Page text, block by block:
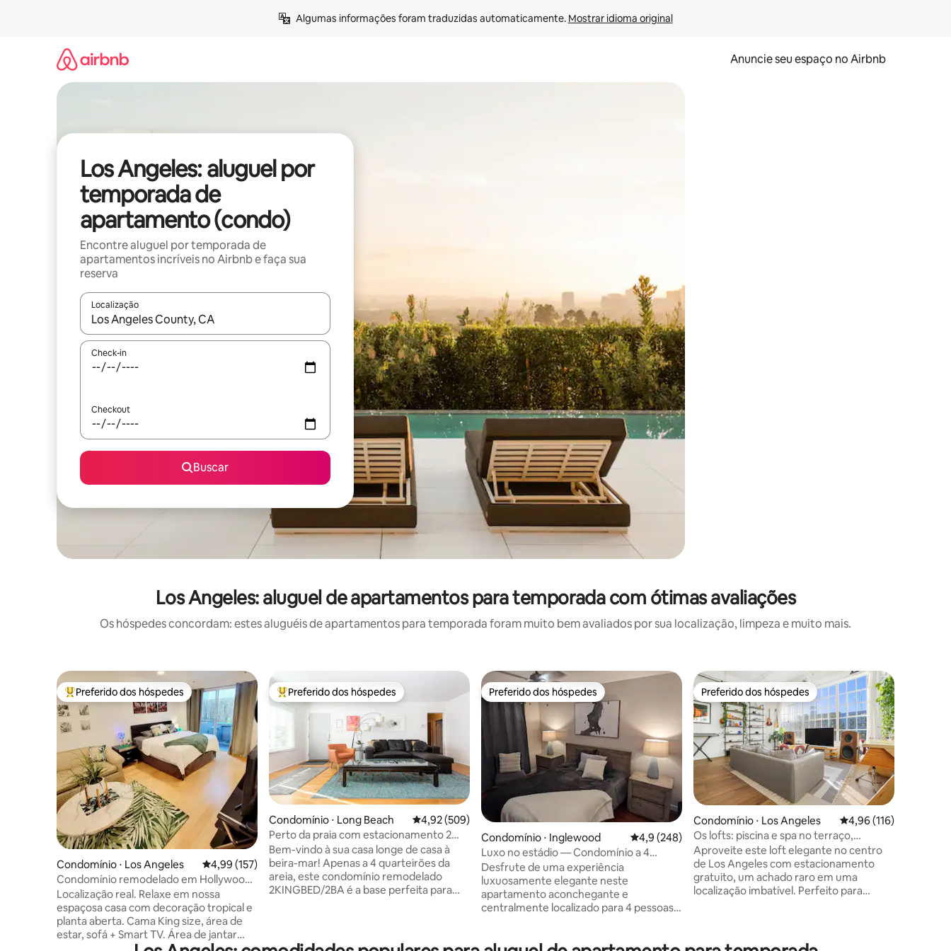
Algumas informações foram traduzidas automaticamente. Mostrar idioma original
Anuncie seu espaço no Airbnb
Los Angeles: aluguel por
temporada de
apartamento (condo)
Encontre aluguel por temporada de
apartamentos incríveis no Airbnb e faça sua
reserva
Localização
Quando os resultados estiverem disponíveis, explore-os usando as seta para cima e para baixo do teclado ou tocando e deslizando o dedo na tela.
Check-in
Checkout
Buscar
Los Angeles: aluguel de apartamentos para temporada com ótimas avaliações
Os hóspedes concordam: estes aluguéis de apartamentos para temporada foram muito bem avaliados por sua localização, limpeza e muito mais.
Entre os melhores preferidos dos hóspedes
Preferido dos hóspedes
Condomínio ⋅ Los Angeles 4,99 de uma avaliação média de 5, 157 avaliações
4,99 (157)
Condomínio remodelado em Hollywood,
estacionamento + 2ª cama disponível
Localização real. Relaxe em nossa
espaçosa casa com decoração tropical e
planta aberta. Cama King size, área de
estar, sofá + Smart TV. Área de jantar
com mesa e 4 cadeiras. Pátio ao ar livre
Entre os melhores preferidos dos hóspedes
Preferido dos hóspedes
Condomínio ⋅ Long Beach 4,92 de uma avaliação média de 5, 509 avaliações
4,92 (509)
Perto da praia com estacionamento 2
quartos (Cama king size)/2 banheiros
Bem-vindo à sua casa longe de casa à
beira-mar! Apenas a 4 quarteirões da
areia, este condomínio remodelado
2KINGBED/2BA é a base perfeita para
central e uma cozinha totalmente
Preferido dos hóspedes
Preferido dos hóspedes
Condomínio ⋅ Inglewood 4,9 de uma avaliação média de 5, 248 avaliações
4,9 (248)
Luxo no estádio — Condomínio a 4
passos de SOFI
Desfrute de uma experiência
luxuosamente elegante neste
apartamento aconchegante e
centralmente localizado para 4 pessoas,
YOUTUBE, do The Hollywood Park Casino
Preferido dos hóspedes
Preferido dos hóspedes
Condomínio ⋅ Los Angeles 4,96 de uma avaliação
4,96 (116)
Os lofts: piscina e spa no terraço,
estacionamento gratuito, DTLA
Aproveite este loft elegante no centro
de Los Angeles com estacionamento
gratuito, um achado raro em uma
localização imbatível. Perfeito para
banheiro completo. Relaxe no terraço